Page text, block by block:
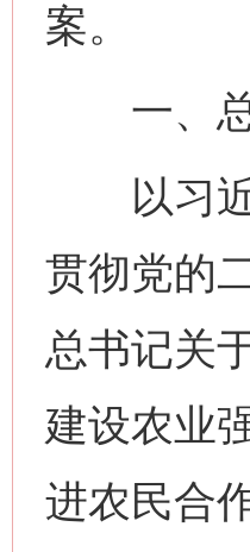
案。
一、总
以习近
贯彻党的
总书记关
建设农业
进农民合